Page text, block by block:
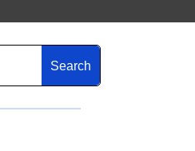
Search